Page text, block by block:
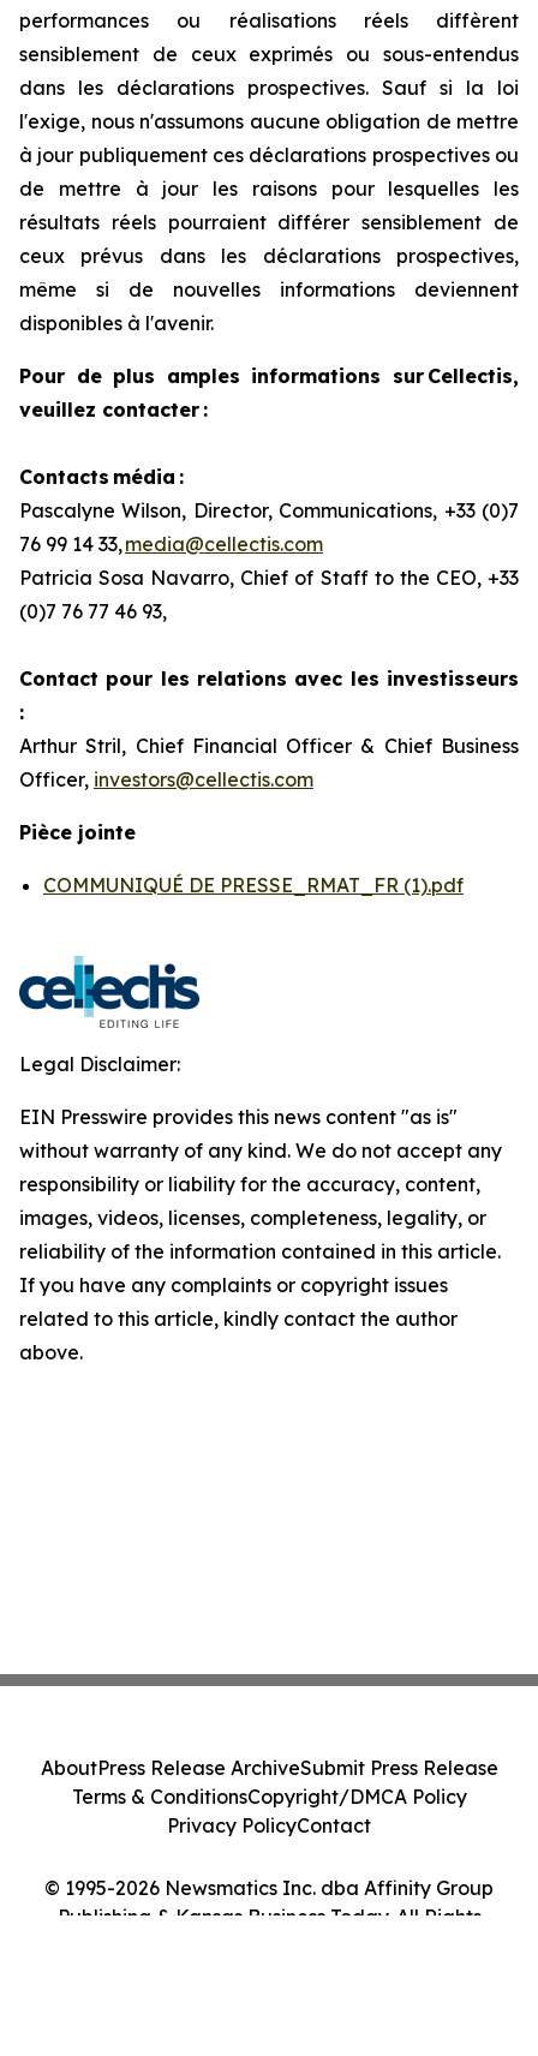
performances ou réalisations réels diffèrent
sensiblement de ceux exprimés ou sous-entendus
dans les déclarations prospectives. Sauf si la loi
l'exige, nous n'assumons aucune obligation de mettre
à jour publiquement ces déclarations prospectives ou
de mettre à jour les raisons pour lesquelles les
résultats réels pourraient différer sensiblement de
ceux prévus dans les déclarations prospectives,
même si de nouvelles informations deviennent
disponibles à l'avenir.
Pour de plus amples informations sur Cellectis,
veuillez contacter :
Contacts média :
Pascalyne Wilson, Director, Communications, +33 (0)7
76 99 14 33,media@cellectis.com
Patricia Sosa Navarro, Chief of Staff to the CEO, +33
(0)7 76 77 46 93,
Contact pour les relations avec les investisseurs
:
Arthur Stril, Chief Financial Officer & Chief Business
Officer, investors@cellectis.com
Pièce jointe
COMMUNIQUÉ DE PRESSE_RMAT_FR (1).pdf
Legal Disclaimer:
EIN Presswire provides this news content "as is"
without warranty of any kind. We do not accept any
responsibility or liability for the accuracy, content,
images, videos, licenses, completeness, legality, or
reliability of the information contained in this article.
If you have any complaints or copyright issues
related to this article, kindly contact the author
above.
© 1995-2026 Newsmatics Inc. dba Affinity Group
Publishing & Kansas Business Today. All Rights
AboutPress Release ArchiveSubmit Press Release
Terms & ConditionsCopyright/DMCA Policy
Privacy PolicyContact